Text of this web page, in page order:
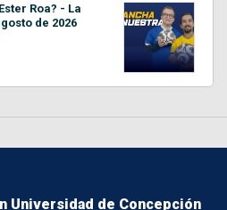
Roa? - La
de 2026
Universidad de Concepción